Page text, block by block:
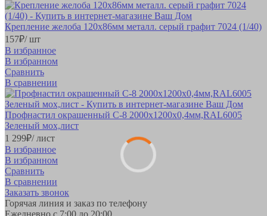
Крепление желоба 120х86мм металл. серый графит 7024 (1/40)
157₽/ шт
В избранное
В избранном
Сравнить
В сравнении
Профнастил окрашенный С-8 2000х1200х0,4мм,RAL6005
Зеленый мох,лист
1 299₽/ лист
В избранное
В избранном
Сравнить
В сравнении
Заказать звонок
Горячая линия и заказ по телефону
Ежедневно с 7:00 до 20:00